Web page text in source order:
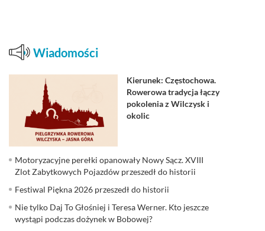
Wiadomości
Kierunek: Częstochowa.
Rowerowa tradycja łączy
pokolenia z Wilczysk i
okolic
Motoryzacyjne perełki opanowały Nowy Sącz. XVIII
Zlot Zabytkowych Pojazdów przeszedł do historii
Festiwal Piękna 2026 przeszedł do historii
Nie tylko Daj To Głośniej i Teresa Werner. Kto jeszcze
wystąpi podczas dożynek w Bobowej?